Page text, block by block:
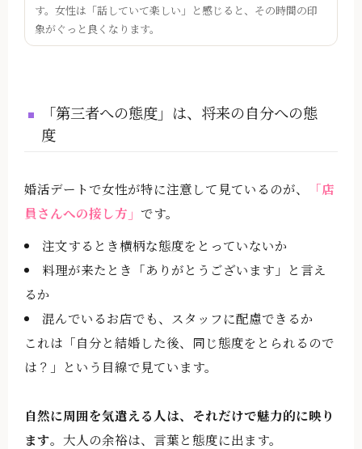
す。女性は「話していて楽しい」と感じると、その時間の印
象がぐっと良くなります。
「第三者への態度」は、将来の自分への態
度
婚活デートで女性が特に注意して見ているのが、
「店
員さんへの接し方」 です。
注文するとき横柄な態度をとっていないか
料理が来たとき「ありがとうございます」と言え
るか
混んでいるお店でも、スタッフに配慮できるか
これは「自分と結婚した後、同じ態度をとられるので
は？」という目線で見ています。
自然に周囲を気遣える人は、それだけで魅力的に映り
ます。大人の余裕は、言葉と態度に出ます。